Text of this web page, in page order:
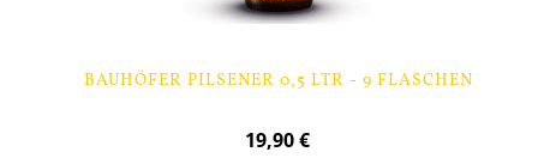
BAUHÖFER PILSENER 0,5 LTR - 9 FLASCHEN
19,90 €